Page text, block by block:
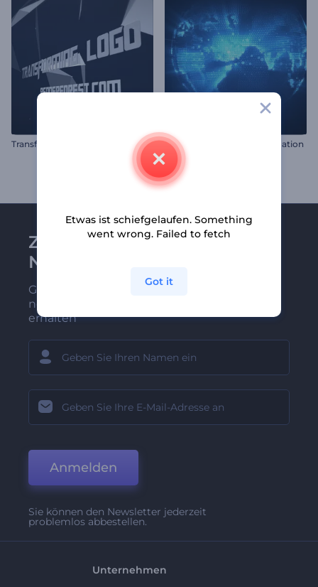
Transformation des Logos Digitale Globus-Logo-Animation
Zu Renderforest-
Newsletter anmelden
Gehören Sie zu den Ersten, die unsere
neuesten Nachrichten und Angebote
erhalten
Anmelden
Sie können den Newsletter jederzeit
problemlos abbestellen.
Unternehmen
Etwas ist schiefgelaufen. Something
went wrong. Failed to fetch
Got it